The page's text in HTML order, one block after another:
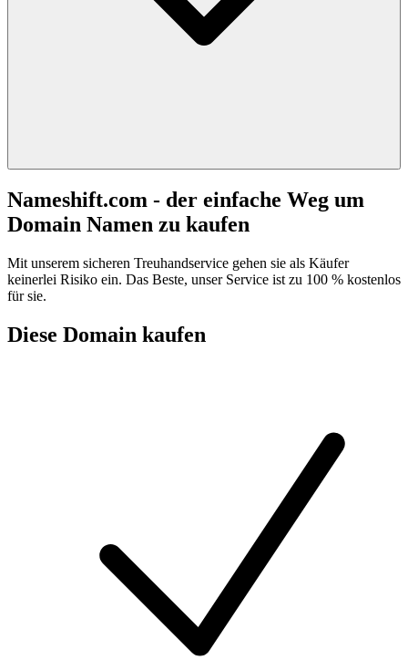
Nameshift.com - der einfache Weg um
Domain Namen zu kaufen
Mit unserem sicheren Treuhandservice gehen sie als Käufer
keinerlei Risiko ein. Das Beste, unser Service ist zu 100 % kostenlos
für sie.
Diese Domain kaufen